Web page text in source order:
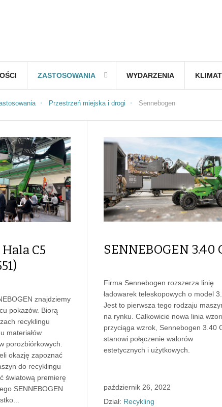
ZASTOSOWANIA WYDARZENIA KLIMAT
Przestrzeń miejska i drogi Sennebogen
C5
znajdziemy
pokazów. Biorą
recyklingu
materiałów
porozbiórkowych.
okazję zapoznać
do recyklingu
światową premierę
SENNEBOGEN
SENNEBOGEN 3.40
Firma Sennebogen rozszerza linię
ładowarek teleskopowych o model
Jest to pierwsza tego rodzaju
na rynku. Całkowicie nowa linia
przyciąga wzrok, Sennebogen 3.40
stanowi połączenie walorów
estetycznych i użytkowych.
październik 26, 2022
Dział: Recykling